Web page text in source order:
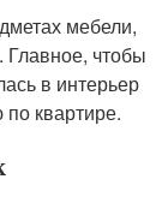
мебели,
Главное, чтобы
в интерьер
квартире.